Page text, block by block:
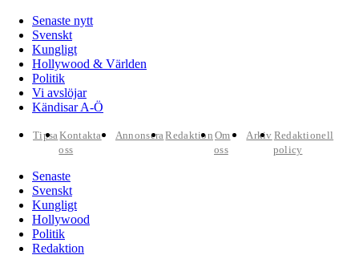
Senaste nytt
Svenskt
Kungligt
Hollywood & Världen
Politik
Vi avslöjar
Kändisar A-Ö
TipsaKontakta
oss
AnnonseraRedaktion Om
oss
Arkiv Redaktionell
policy
Senaste
Svenskt
Kungligt
Hollywood
Politik
Redaktion